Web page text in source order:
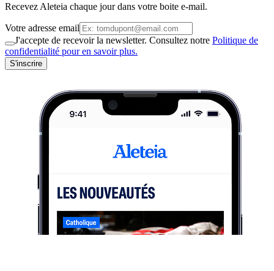
Recevez Aleteia chaque jour dans votre boite e-mail.
Votre adresse email
J'accepte de recevoir la newsletter. Consultez notre Politique de
confidentialité pour en savoir plus.
S'inscrire